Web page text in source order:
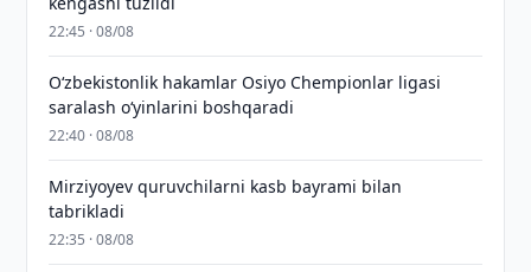
22:45 · 08/08
O‘zbekistonlik hakamlar Osiyo Chempionlar ligasi
saralash o‘yinlarini boshqaradi
22:40 · 08/08
Mirziyoyev quruvchilarni kasb bayrami bilan
tabrikladi
22:35 · 08/08